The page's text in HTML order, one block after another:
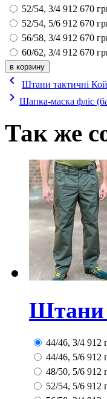
52/54, 3/4 912 670
52/54, 5/6 912 670
56/58, 3/4 912 670
60/62, 3/4 912 670
keyboard_arrow_left Штани тактичні
keyboard_arrow_right Шапка-маска фліс
Так же
Штани
44/46, 3/4 912
44/46, 5/6 912
48/50, 5/6 912
52/54, 5/6 912